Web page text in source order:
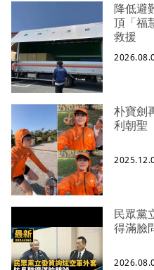
降低避
頂「福
救援
朴寶劍
利朝聖
民眾黨
得滿臉